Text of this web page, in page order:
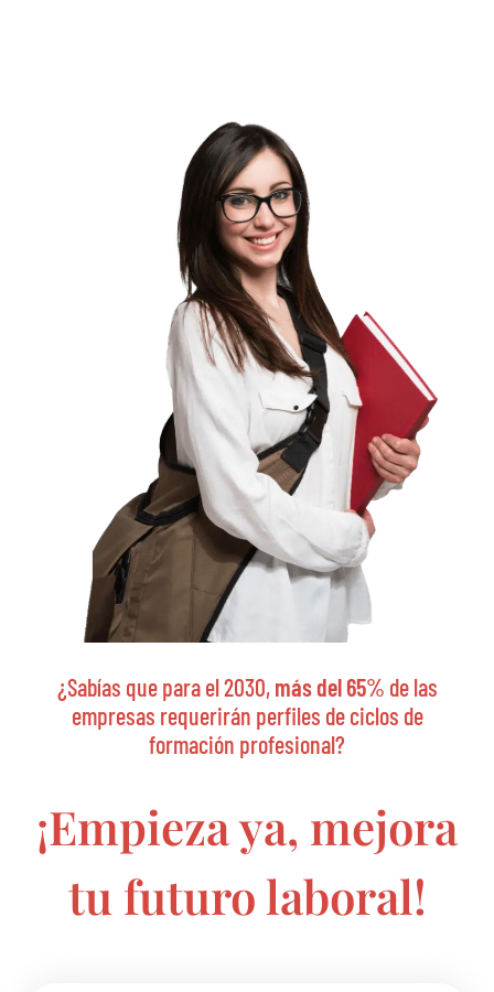
¿Sabías que para el 2030,más del 65% de las
empresas requerirán perfiles de ciclos de
formación profesional?
¡Empieza ya, mejora
tu futuro laboral!